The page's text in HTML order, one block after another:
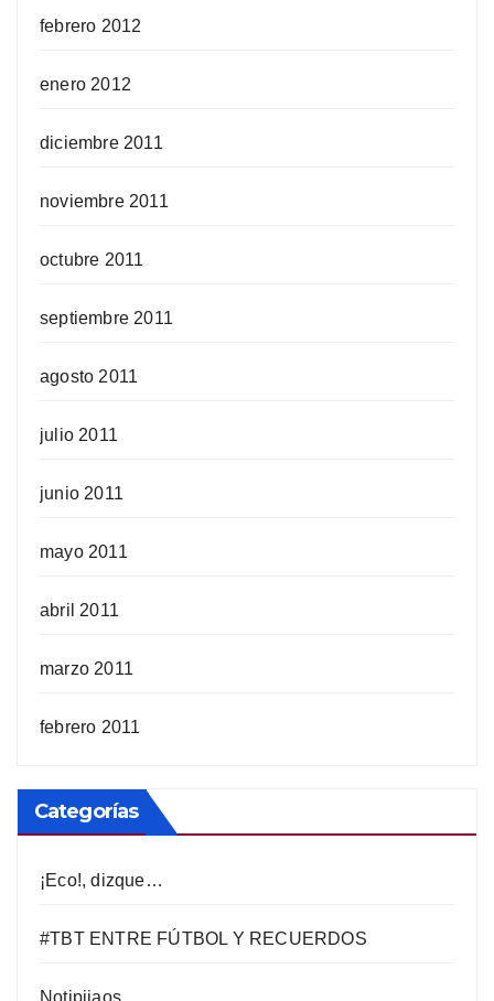
febrero 2012
enero 2012
diciembre 2011
noviembre 2011
octubre 2011
septiembre 2011
agosto 2011
julio 2011
junio 2011
mayo 2011
abril 2011
marzo 2011
febrero 2011
Categorías
¡Eco!, dizque…
#TBT ENTRE FÚTBOL Y RECUERDOS
Notipijaos